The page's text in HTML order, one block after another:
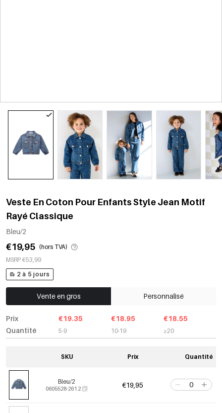
Veste En Coton Pour Enfants Style Jean Motif
Rayé Classique
Bleu/2
€19,95 (hors TVA)
MSRP €53,99
2 à 5 jours
Vente en gros Personnalisé
Prix
Quantité
€19.35
5-9
€18.95
10-19
€18.55
≥20
SKU Prix Quantité
Bleu/2
0605528-261 2 €19,95